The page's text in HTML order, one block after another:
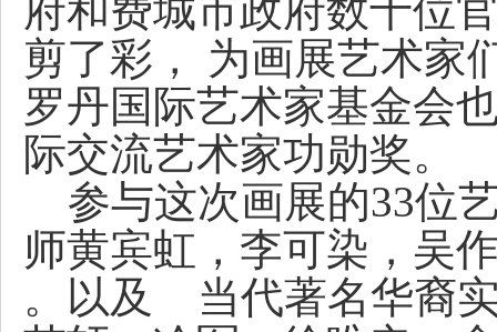
府和费城市政府数十位
剪了彩， 为画展艺术家
罗丹国际艺术家基金会
际交流艺术家功勋奖。
参与这次画展的33位
师黄宾虹，李可染，吴
。以及 当代著名华裔